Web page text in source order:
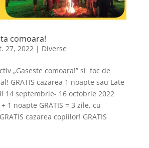
comoara!
27, 2022 | Diverse
„Gaseste comoara!” si foc de
GRATIS cazarea 1 noapte sau Late
14 septembrie- 16 octobrie 2022
1 noapte GRATIS = 3 zile, cu
cazarea copiilor! GRATIS